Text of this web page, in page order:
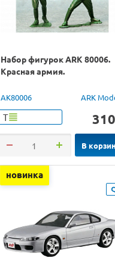
Набор фигурок ARK 80006.
Красная армия.
AK80006 ARK
Т 310
В
новинка